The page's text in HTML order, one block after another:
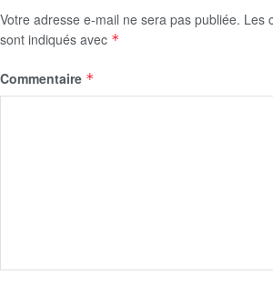
Votre adresse e-mail ne sera pas publiée. Les
sont indiqués avec *
Commentaire *